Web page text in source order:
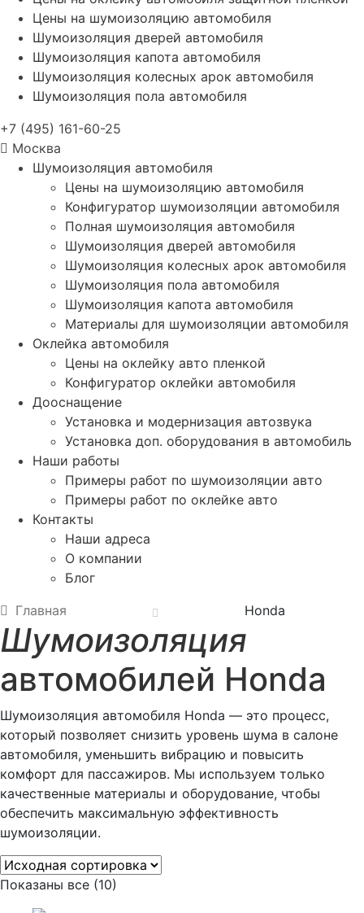
Цены на шумоизоляцию автомобиля
Шумоизоляция дверей автомобиля
Шумоизоляция капота автомобиля
Шумоизоляция колесных арок автомобиля
Шумоизоляция пола автомобиля
+7 (495) 161-60-25
Москва
Шумоизоляция автомобиля
Цены на шумоизоляцию автомобиля
Конфигуратор шумоизоляции автомобиля
Полная шумоизоляция автомобиля
Шумоизоляция дверей автомобиля
Шумоизоляция колесных арок автомобиля
Шумоизоляция пола автомобиля
Шумоизоляция капота автомобиля
Материалы для шумоизоляции автомобиля
Оклейка автомобиля
Цены на оклейку авто пленкой
Конфигуратор оклейки автомобиля
Дооснащение
Установка и модернизация автозвука
Установка доп. оборудования в автомобиль
Наши работы
Примеры работ по шумоизоляции авто
Примеры работ по оклейке авто
Контакты
Наши адреса
О компании
Блог
Главная
Honda
Шумоизоляция
автомобилей Honda
Шумоизоляция автомобиля Honda — это процесс,
который позволяет снизить уровень шума в салоне
автомобиля, уменьшить вибрацию и повысить
комфорт для пассажиров. Мы используем только
качественные материалы и оборудование, чтобы
обеспечить максимальную эффективность
шумоизоляции.
Показаны все (10)